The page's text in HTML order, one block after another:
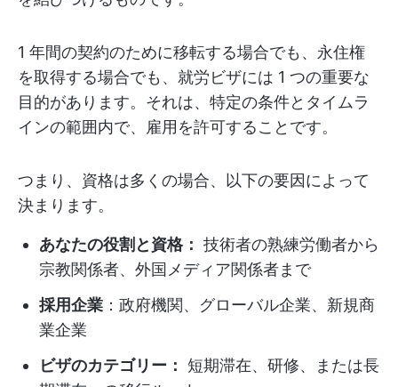
1 年間の契約のために移転する場合でも、永住権
を取得する場合でも、就労ビザには 1 つの重要な
目的があります。それは、特定の条件とタイムラ
インの範囲内で、雇用を許可することです。
つまり、資格は多くの場合、以下の要因によって
決まります。
あなたの役割と資格： 技術者の熟練労働者から
宗教関係者、外国メディア関係者まで
採用企業 ：政府機関、グローバル企業、新規商
業企業
ビザのカテゴリー： 短期滞在、研修、または長